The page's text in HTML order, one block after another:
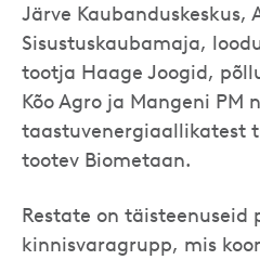
Järve Kaubanduskeskus,
Sisustuskaubamaja,
tootja Haage Joogid,
Kõo Agro ja Mangeni PM
taastuvenergiaallikatest
tootev Biometaan.
Restate on täisteenuseid
kinnisvaragrupp, mis